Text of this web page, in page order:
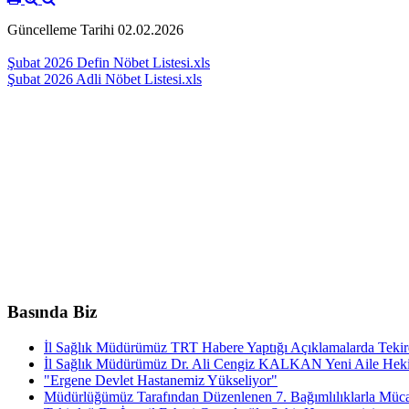
Güncelleme Tarihi 02.02.2026
Şubat 2026 Defin Nöbet Listesi.xls
Şubat 2026 Adli Nöbet Listesi.xls
Basında Biz
İl Sağlık Müdürümüz TRT Habere Yaptığı Açıklamalarda
İl Sağlık Müdürümüz Dr. Ali Cengiz KALKAN Yeni Aile
"Ergene Devlet Hastanemiz Yükseliyor"
Müdürlüğümüz Tarafından Düzenlenen 7. Bağımlılıklarla